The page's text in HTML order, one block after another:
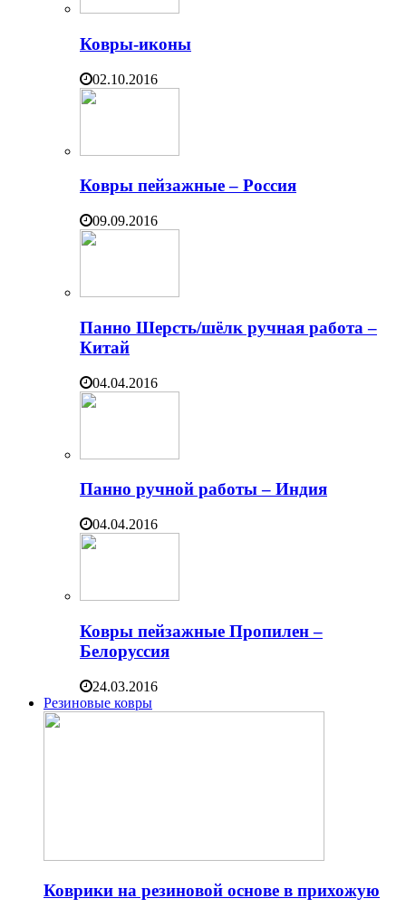
Ковры-иконы
02.10.2016
Ковры пейзажные – Россия
09.09.2016
Панно Шерсть/шёлк ручная работа –
Китай
04.04.2016
Панно ручной работы – Индия
04.04.2016
Ковры пейзажные Пропилен –
Белоруссия
24.03.2016
Резиновые ковры
Коврики на резиновой основе в прихожую